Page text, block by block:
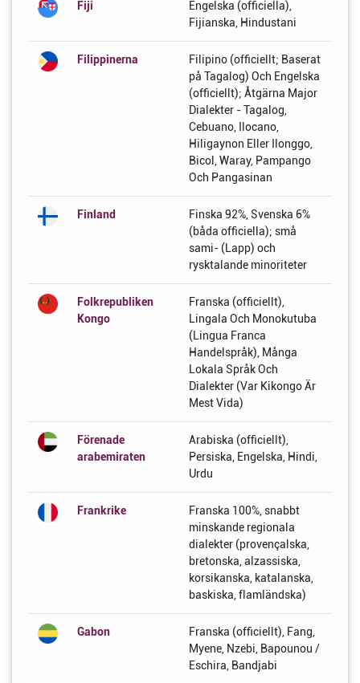
Fiji
Engelska (officiella),
Fijianska, Hindustani
Filippinerna
Filipino (officiellt; Baserat
på Tagalog) Och Engelska
(officiellt); Åtgärna Major
Dialekter - Tagalog,
Cebuano, Ilocano,
Hiligaynon Eller Ilonggo,
Bicol, Waray, Pampango
Och Pangasinan
Finland
Finska 92%, Svenska 6%
(båda officiella); små
sami- (Lapp) och
rysktalande minoriteter
Folkrepubliken
Kongo
Franska (officiellt),
Lingala Och Monokutuba
(Lingua Franca
Handelspråk), Många
Lokala Språk Och
Dialekter (Var Kikongo Är
Mest Vida)
Förenade
arabemiraten
Arabiska (officiellt),
Persiska, Engelska, Hindi,
Urdu
Frankrike
Franska 100%, snabbt
minskande regionala
dialekter (provençalska,
bretonska, alzassiska,
korsikanska, katalanska,
baskiska, flamländska)
Gabon
Franska (officiellt), Fang,
Myene, Nzebi, Bapounou /
Eschira, Bandjabi